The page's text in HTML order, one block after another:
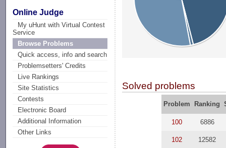
Online Judge
My uHunt with Virtual Contest
Service
Browse Problems
Quick access, info and search
Problemsetters' Credits
Live Rankings
Site Statistics
Contests
Electronic Board
Additional Information
Other Links
Solved problems
Problem Ranking
100 6886
102 12582